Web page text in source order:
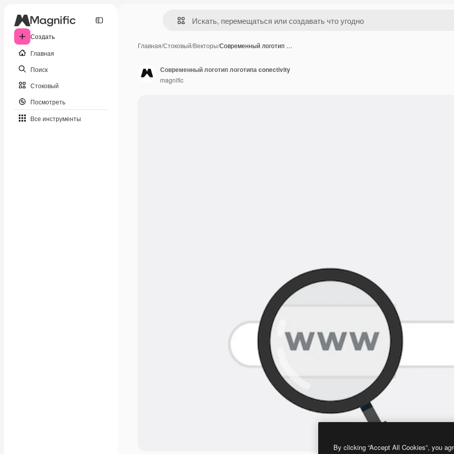
Создать
Главная
Поиск
Стоковый
Посмотреть
Все инструменты
Главная/Стоковый/Векторы/Современный логотип …
Современный логотип логотипа conectivity
magnific
By clicking “Accept All Cookies”, you